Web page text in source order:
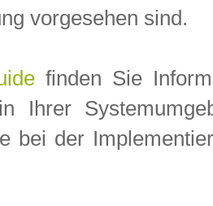
vorgesehen sind.
finden Sie
Ihrer
bei der